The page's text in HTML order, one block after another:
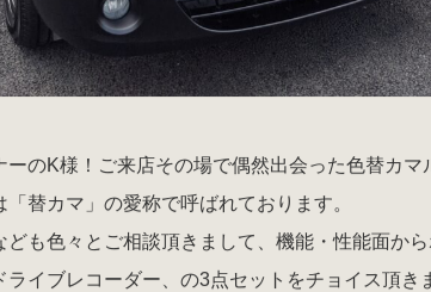
ーのK様！ご来店その場で偶然出会った色替カマ
「替カマ」の愛称で呼ばれております。
ども色々とご相談頂きまして、機能・性能面か
ライブレコーダー、の3点セットをチョイス頂き